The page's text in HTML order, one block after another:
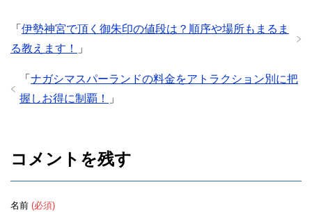
「 伊勢神宮で頂く御朱印の値段は？順序や場所もまるま
る教えます！
」
「 ナガシマスパーランドの料金をアトラクション別に把
握しお得に制覇！
」
コメントを残す
名前 (必須)